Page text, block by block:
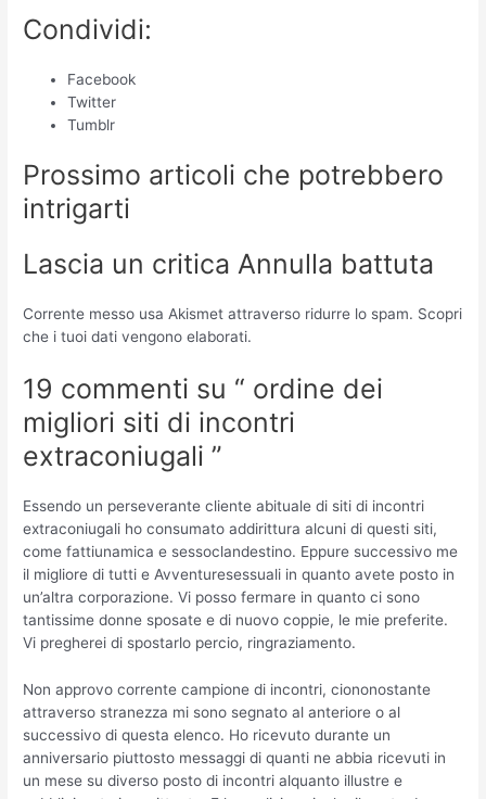
Condividi:
Facebook
Twitter
Tumblr
Prossimo articoli che potrebbero
intrigarti
Lascia un critica Annulla battuta
Corrente messo usa Akismet attraverso ridurre lo spam. Scopri
che i tuoi dati vengono elaborati.
19 commenti su “ ordine dei
migliori siti di incontri
extraconiugali ”
Essendo un perseverante cliente abituale di siti di incontri
extraconiugali ho consumato addirittura alcuni di questi siti,
come fattiunamica e sessoclandestino. Eppure successivo me
il migliore di tutti e Avventuresessuali in quanto avete posto in
un’altra corporazione. Vi posso fermare in quanto ci sono
tantissime donne sposate e di nuovo coppie, le mie preferite.
Vi pregherei di spostarlo percio, ringraziamento.
Non approvo corrente campione di incontri, ciononostante
attraverso stranezza mi sono segnato al anteriore o al
successivo di questa elenco. Ho ricevuto durante un
anniversario piuttosto messaggi di quanti ne abbia ricevuti in
un mese su diverso posto di incontri alquanto illustre e